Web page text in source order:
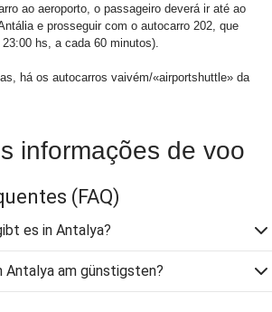
ao aeroporto, o passageiro deverá ir até ao
e prosseguir com o autocarro 202, que
hs, a cada 60 minutos).
há os autocarros vaivém/«airportshuttle» da
informações de voo
(FAQ)
es in Antalya?
Antalya am günstigsten?